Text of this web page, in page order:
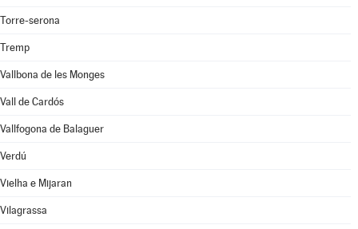
Torre-serona
Tremp
Vallbona de les Monges
Vall de Cardós
Vallfogona de Balaguer
Verdú
Vielha e Mijaran
Vilagrassa